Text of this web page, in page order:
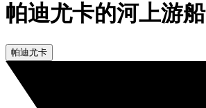
帕迪尤卡的河上游船
帕迪尤卡